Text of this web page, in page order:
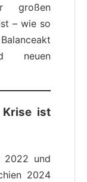
großen
– wie so
neuen
Krise ist
2022 und
2024